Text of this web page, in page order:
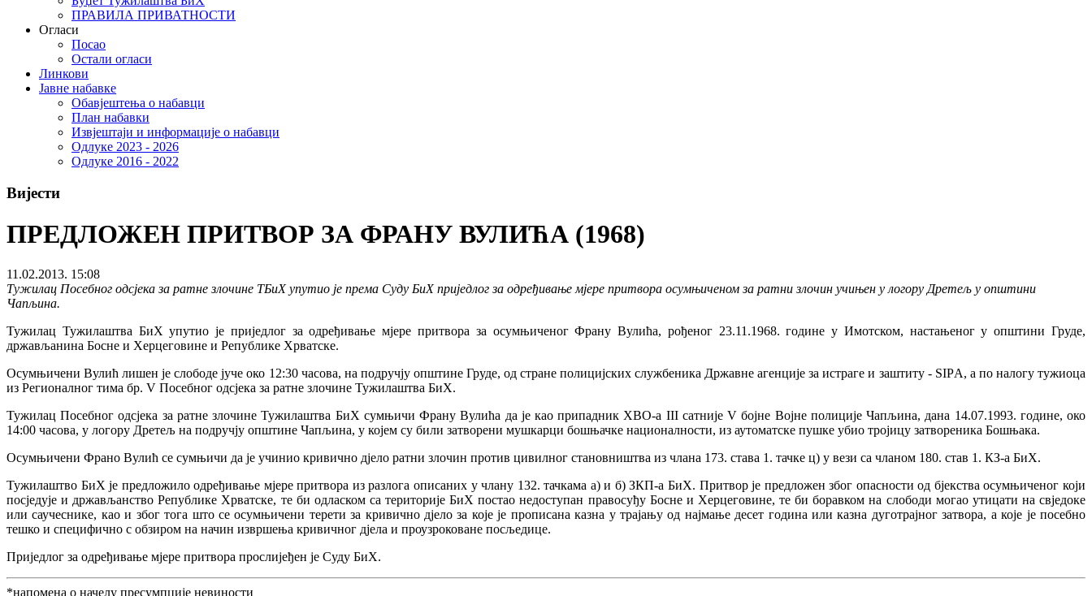
ПРАВИЛА ПРИВАТНОСТИ
Огласи
Посао
Остали огласи
Линкови
Јавне набавке
Обавјештења о набавци
План набавки
Извјештаји и информације о набавци
Одлуке 2023 - 2026
Одлуке 2016 - 2022
Вијести
ПРЕДЛОЖЕН ПРИТВОР ЗА ФРАНУ ВУЛИЋА (1968)
11.02.2013. 15:08
Тужилац Посебног одсјека за ратне злочине ТБиХ упутио је према Суду БиХ приједлог за одређивање мјере притвора осумњиченом за ратни злочин учињен у логору Дретељ у општини
Чапљина.
Тужилац Тужилаштва БиХ упутио је приједлог за одређивање мјере притвора за осумњиченог Франу Вулића, рођеног 23.11.1968. године у Имотском, настањеног у општини Груде,
држављанина Босне и Херцеговине и Републике Хрватске.
Осумњичени Вулић лишен је слободе јуче око 12:30 часова, на подручју општине Груде, од стране полицијских службеника Државне агенције за истраге и заштиту - SIPА, а по налогу тужиоца
из Регионалног тима бр. V Посебног одсјека за ратне злочине Тужилаштва БиХ.
Тужилац Посебног одсјека за ратне злочине Тужилаштва БиХ сумњичи Франу Вулића да је као припадник ХВО-а III сатније V бојне Војне полиције Чапљина, дана 14.07.1993. године, око
14:00 часова, у логору Дретељ на подручју општине Чапљина, у којем су били затворени мушкарци бошњачке националности, из аутоматске пушке убио тројицу затвореника Бошњака.
Осумњичени Франо Вулић се сумњичи да је учинио кривично дјело ратни злочин против цивилног становништва из члана 173. става 1. тачке ц) у вези са чланом 180. став 1. КЗ-а БиХ.
Тужилаштво БиХ је предложило одређивање мјере притвора из разлога описаних у члану 132. тачкама а) и б) ЗКП-а БиХ. Притвор је предложен због опасности од бјекства осумњиченог који
посједује и држављанство Републике Хрватске, те би одласком са територије БиХ постао недоступан правосуђу Босне и Херцеговине, те би боравком на слободи могао утицати на свједоке
или саучеснике, као и због тога што се осумњичени терети за кривично дјело за које је прописана казна у трајању од најмање десет година или казна дуготрајног затвора, а које је посебно
тешко и специфично с обзиром на начин извршења кривичног дјела и проузроковане посљедице.
Приједлог за одређивање мјере притвора прослијеђен је Суду БиХ.
*напомена о начелу пресумпције невиности